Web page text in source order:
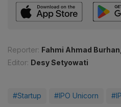
Reporter: Fahmi Ahmad Burhan,
Editor: Desy Setyowati
#Startup #IPO Unicorn